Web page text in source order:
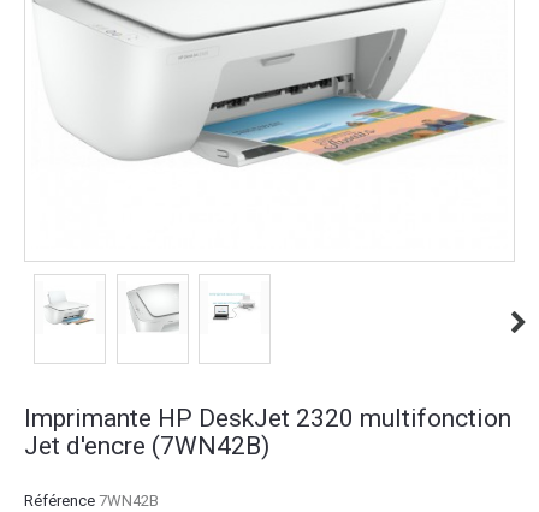
Imprimante HP DeskJet 2320 multifonction
Jet d'encre (7WN42B)
Référence 7WN42B